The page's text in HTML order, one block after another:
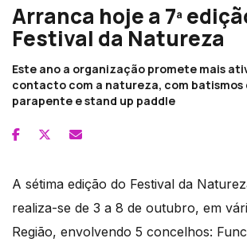
Arranca hoje a 7ª
Festival da Natureza
Este ano a organização promete mais
contacto com a natureza, com batismos
parapente e stand up paddle
A sétima edição do Festival da
realiza-se de 3 a 8 de outubro, em
Região, envolvendo 5 concelhos: